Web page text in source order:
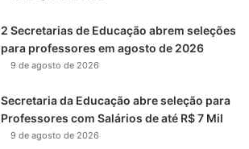
2 Secretarias de Educação abrem seleções
para professores em agosto de 2026
9 de agosto de 2026
Secretaria da Educação abre seleção para
Professores com Salários de até R$ 7 Mil
9 de agosto de 2026